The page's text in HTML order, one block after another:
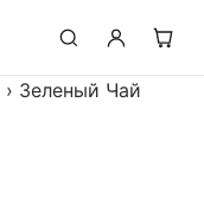
› Зеленый Чай